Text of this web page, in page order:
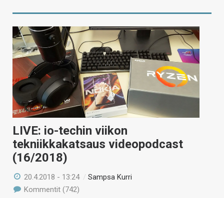
LIVE: io-techin viikon
tekniikkakatsaus videopodcast
(16/2018)
20.4.2018 - 13:24 /Sampsa Kurri
Kommentit (742)